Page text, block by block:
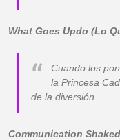
What Goes Updo (Lo
Cuando los
la Princesa
de la diversión.
Communication